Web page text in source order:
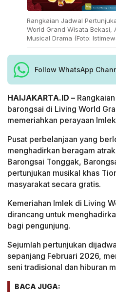
Rangkaian Jadwal
World Grand Wisata Bekasi,
Musical Drama (Foto:
Follow WhatsApp
HAIJAKARTA.ID –
barongsai di Living World
memeriahkan perayaan
Pusat perbelanjaan yang
menghadirkan beragam
Barongsai Tonggak,
pertunjukan musikal khas
masyarakat secara gratis.
Kemeriahan Imlek di Living
dirancang untuk
bagi pengunjung.
Sejumlah pertunjukan
sepanjang Februari 2026,
seni tradisional dan hiburan
BACA JUGA: